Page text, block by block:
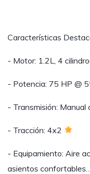
Características
- Motor: 1.2L, 4
- Potencia: 75 HP @
- Transmisión: Manual
- Tracción: 4x2
- Equipamiento: Aire
asientos